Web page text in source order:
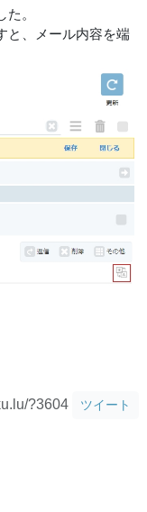
。
と、メール内容を端
?3604 ツイート